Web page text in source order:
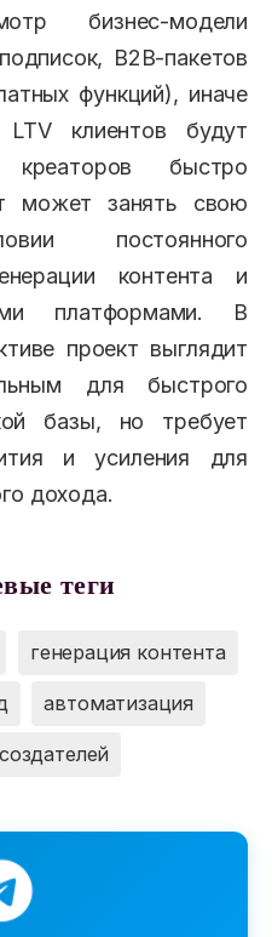
бизнес-модели
B2B-пакетов
функций), иначе
клиентов будут
быстро
может занять свою
постоянного
контента и
платформами. В
проект выглядит
для быстрого
базы, но требует
и усиления для
дохода.
теги
генерация контента
автоматизация